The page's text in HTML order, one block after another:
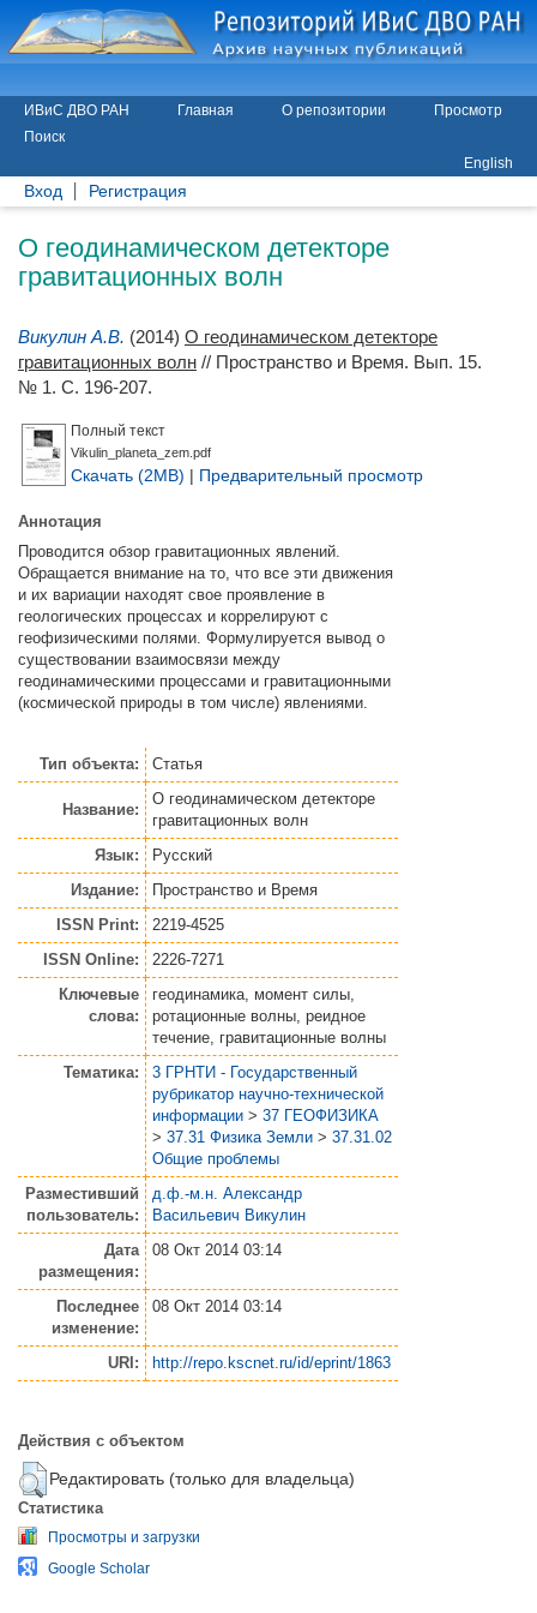
ИВиС ДВО РАН Главная О репозитории
Просмотр
Поиск
English
Вход Регистрация
О геодинамическом детекторе
гравитационных волн
Викулин А.В. (2014) О геодинамическом детекторе
гравитационных волн // Пространство и Время. Вып. 15.
№ 1. С. 196-207.
Полный текст
Vikulin_planeta_zem.pdf
Скачать (2MB) | Предварительный просмотр
Аннотация
Проводится обзор гравитационных явлений.
Обращается внимание на то, что все эти движения
и их вариации находят свое проявление в
геологических процессах и коррелируют с
геофизическими полями. Формулируется вывод о
существовании взаимосвязи между
геодинамическими процессами и гравитационными
(космической природы в том числе) явлениями.
Тип объекта: Статья
Название:
О геодинамическом детекторе
гравитационных волн
Язык:
Русский
Издание:
Пространство и Время
ISSN Print:
2219-4525
ISSN Online:
2226-7271
Ключевые
слова:
геодинамика, момент силы,
ротационные волны, реидное
течение, гравитационные волны
Тематика:
3 ГРНТИ - Государственный
рубрикатор научно-технической
информации > 37 ГЕОФИЗИКА
> 37.31 Физика Земли > 37.31.02
Общие проблемы
Разместивший
пользователь:
д.ф.-м.н. Александр
Васильевич Викулин
Дата
размещения:
08 Окт 2014 03:14
Последнее
изменение:
08 Окт 2014 03:14
URI: http://repo.kscnet.ru/id/eprint/1863
Действия с объектом
Редактировать (только для владельца)
Статистика
Просмотры и загрузки
Google Scholar